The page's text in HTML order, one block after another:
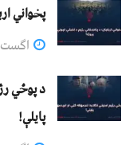
پخواني
اگست 6, 2026
د پوځي
پایلې!